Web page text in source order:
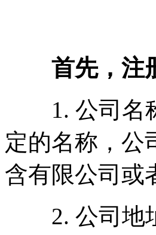
首先，注册
1. 公司名称
定的名称，公
含有限公司或
2. 公司地址